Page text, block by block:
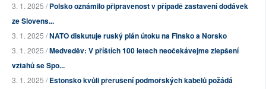
3. 1. 2025 /Polsko oznámilo připravenost v případě zastavení dodávek
ze Slovens...
3. 1. 2025 /NATO diskutuje ruský plán útoku na Finsko a Norsko
3. 1. 2025 /Medveděv: V příštích 100 letech neočekávejme zlepšení
vztahů se Spo...
3. 1. 2025 /Estonsko kvůli přerušení podmořských kabelů požádá